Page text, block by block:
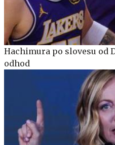
Hachimura po slovesu od
odhod